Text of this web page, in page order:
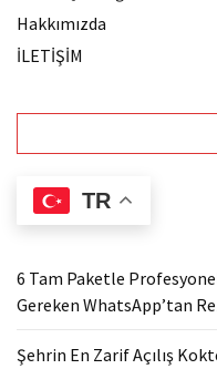
Hakkımızda
İLETİŞİM
TR
6 Tam Paketle
Gereken WhatsApp’tan
Şehrin En Zarif Açılış